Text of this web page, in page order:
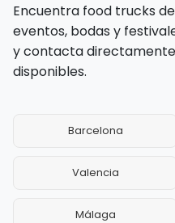
Encuentra food trucks
eventos, bodas y
y contacta
disponibles.
Barcelona
Valencia
Málaga